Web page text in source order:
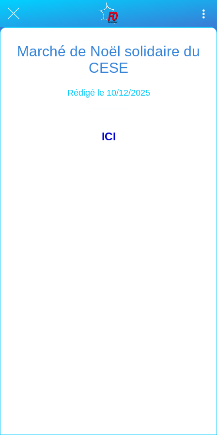
Marché de Noël solidaire du
CESE
Rédigé le 10/12/2025
ICI